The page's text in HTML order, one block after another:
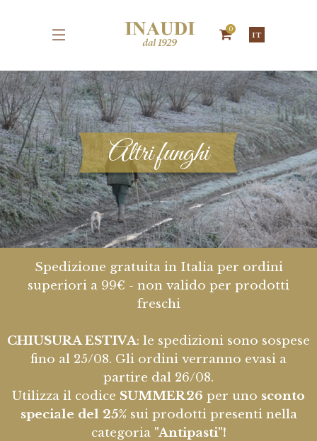
0
IT
Altri funghi
Spedizione gratuita in Italia per ordini
superiori a 99€ - non valido per prodotti
freschi
CHIUSURA ESTIVA: le spedizioni sono sospese
fino al 25/08. Gli ordini verranno evasi a
partire dal 26/08.
Utilizza il codice SUMMER26 per uno sconto
speciale del 25%sui prodotti presenti nella
categoria "Antipasti"!